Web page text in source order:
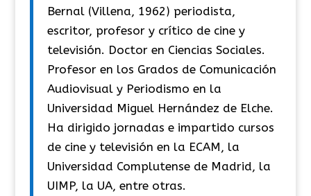
Bernal (Villena, 1962) periodista,
escritor, profesor y crítico de cine y
televisión. Doctor en Ciencias Sociales.
Profesor en los Grados de Comunicación
Audiovisual y Periodismo en la
Universidad Miguel Hernández de Elche.
Ha dirigido jornadas e impartido cursos
de cine y televisión en la ECAM, la
Universidad Complutense de Madrid, la
UIMP, la UA, entre otras.